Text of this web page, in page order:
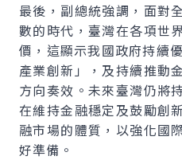
最後，副總統強調，面對
數的時代，臺灣在各項世
價，這顯示我國政府持續
產業創新」，及持續推動
方向奏效。未來臺灣仍將
在維持金融穩定及鼓勵創
融市場的體質，以強化國
好準備。